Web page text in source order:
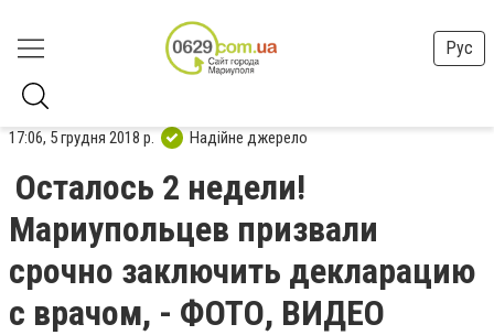
Рус
17:06, 5 грудня 2018 р. Надійне джерело
Осталось 2 недели!
Мариупольцев призвали
срочно заключить декларацию
с врачом, - ФОТО, ВИДЕО